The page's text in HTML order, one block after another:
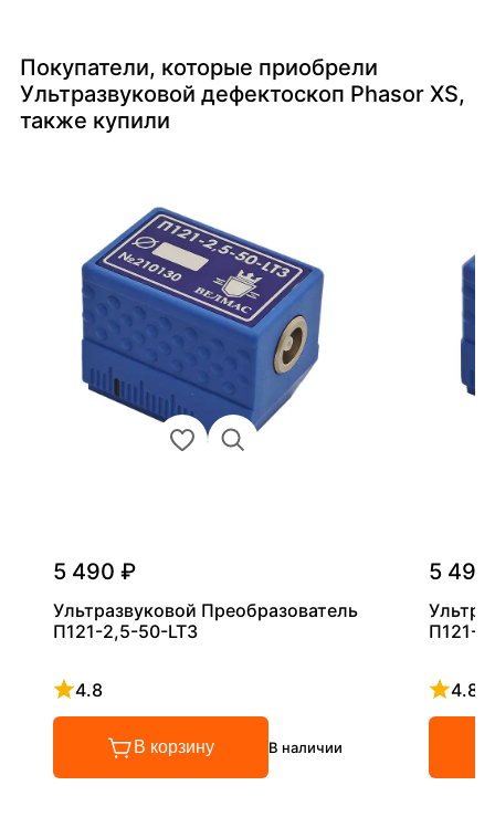
Покупатели, которые приобрели
Ультразвуковой дефектоскоп Phasor XS,
также купили
5 490 ₽
Ультразвуковой Преобразователь
П121-2,5-50-LT3
4.8
Рейтинг 4.8 из 5
В корзину В наличии
5
П121-
4.8